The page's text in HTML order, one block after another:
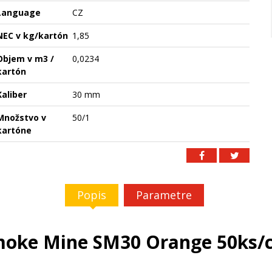
CZ
v kg/kartón 1,85
v m3 /
0,0234
30 mm
v
50/1
Popis Parametre
Mine SM30 Orange